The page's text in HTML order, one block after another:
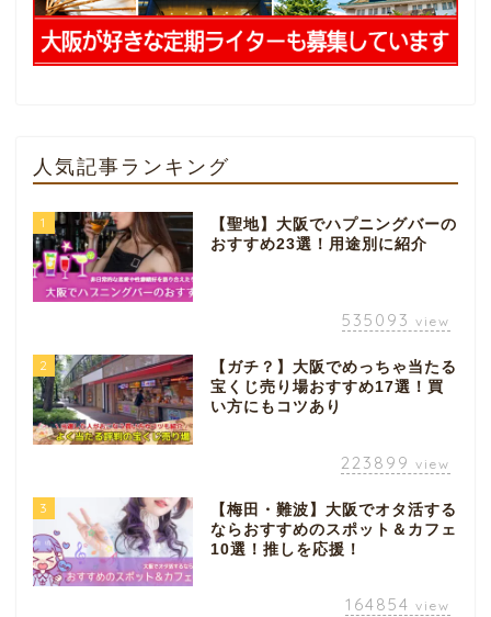
人気記事ランキング
1
【聖地】大阪でハプニングバーの
おすすめ23選！用途別に紹介
535093 view
2
【ガチ？】大阪でめっちゃ当たる
宝くじ売り場おすすめ17選！買
い方にもコツあり
223899 view
3
【梅田・難波】大阪でオタ活する
ならおすすめのスポット＆カフェ
10選！推しを応援！
164854 view